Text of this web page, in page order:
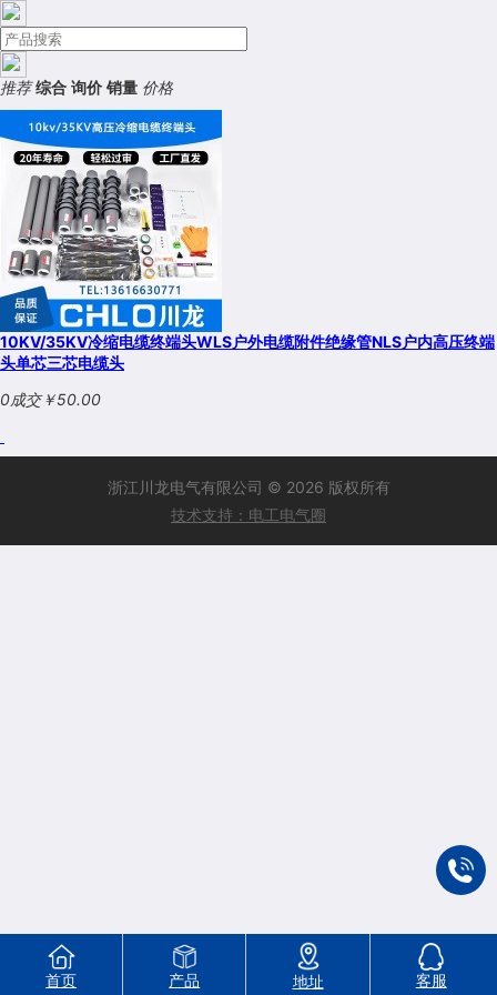
推荐 综合 询价 销量 价格
10KV/35KV冷缩电缆终端头WLS户外电缆附件绝缘管NLS户内高压终端
头单芯三芯电缆头
0成交￥50.00
浙江川龙电气有限公司 © 2026 版权所有
技术支持：电工电气圈
首页 产品 地址 客服